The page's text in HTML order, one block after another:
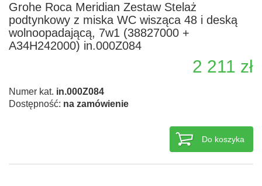
Grohe Roca Meridian Zestaw Stelaż
podtynkowy z miska WC wisząca 48 i deską
wolnoopadającą, 7w1 (38827000 +
A34H242000) in.000Z084
2 211 zł
Numer kat. in.000Z084
Dostępność: na zamówienie
Do koszyka